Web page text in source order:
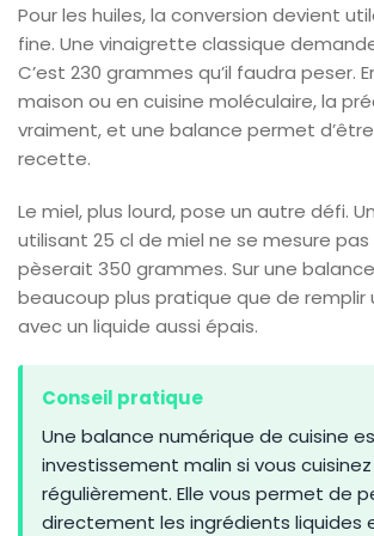
Pour les huiles, la conversion devient
fine. Une vinaigrette classique demande
C’est 230 grammes qu’il faudra peser.
maison ou en cuisine moléculaire, la
vraiment, et une balance permet
recette.
Le miel, plus lourd, pose un autre défi.
utilisant 25 cl de miel ne se mesure pas
pèserait 350 grammes. Sur une
beaucoup plus pratique que de remplir
avec un liquide aussi épais.
Conseil pratique
Une balance numérique de cuisine
investissement malin si vous cuisinez
régulièrement. Elle vous permet de
directement les ingrédients liquides